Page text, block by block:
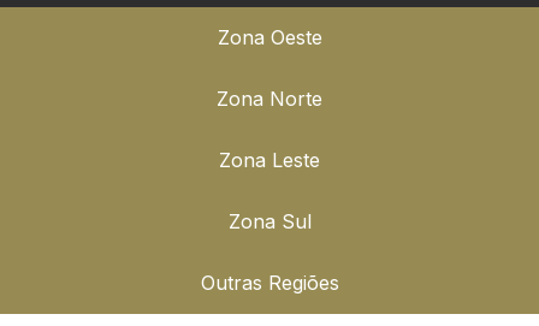
Zona Oeste
Zona Norte
Zona Leste
Zona Sul
Outras Regiões